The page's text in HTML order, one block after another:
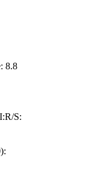
8.8
S:U/C:H/I:H/A:H